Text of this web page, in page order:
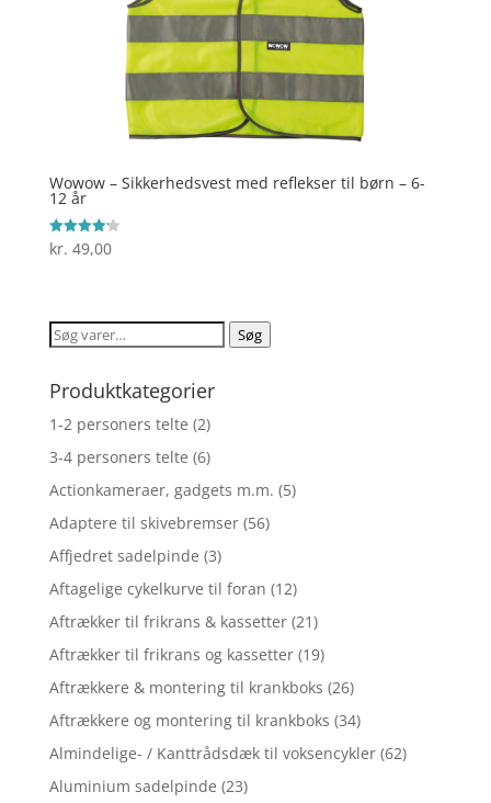
Wowow – Sikkerhedsvest med reflekser til børn – 6-
12 år
Vurderet
4.2
kr. 49,00
Søg
Søg
Produktkategorier
1-2 personers telte (2)
3-4 personers telte (6)
Actionkameraer, gadgets m.m. (5)
Adaptere til skivebremser (56)
Affjedret sadelpinde (3)
Aftagelige cykelkurve til foran (12)
Aftrækker til frikrans & kassetter (21)
Aftrækker til frikrans og kassetter (19)
Aftrækkere & montering til krankboks (26)
Aftrækkere og montering til krankboks (34)
Almindelige- / Kanttrådsdæk til voksencykler (62)
Aluminium sadelpinde (23)